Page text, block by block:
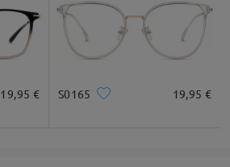
19,95 € S0165 19,95 €